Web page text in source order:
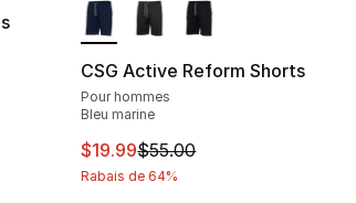
prix est passé de $95.00 à $47.50
CSG Active Reform Shorts
Pour hommes
Bleu marine
Cet article est en solde. Le prix
$19.99$55.00
Rabais de 64%